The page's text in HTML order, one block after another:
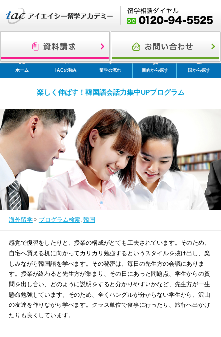
ホーム IACの強み 留学の流れ 目的から探す 国から探す
楽しく伸ばす！韓国語会話力集中UPプログラム
海外留学> プログラム検索, 韓国
感覚で復習をしたりと、授業の構成がとても工夫されています。そのため、
自宅へ買える机に向かってカリカリ勉強するというスタイルを抜け出し、楽
しみながら韓国語を学べます。その秘密は、毎日の先生方の会議にありま
す。授業が終わると先生方が集まり、その日にあった問題点、学生からの質
問を出し合い、どのように説明をすると分かりやすいかなど、先生方が一生
懸命勉強しています。そのため、全くハングルが分からない学生から、沢山
の友達を作りながら学べます。クラス単位で食事に行ったり、旅行へ出かけ
たりも良くしています。